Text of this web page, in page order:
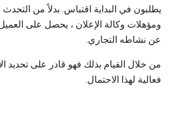
يطلبون في البداية اقتباس. بدلاً من
ومؤهلات وكالة الإعلان ، يحصل على
عن نشاطه التجاري.
من خلال القيام بذلك فهو قادر على تحديد
فعالية لهذا الاحتمال.